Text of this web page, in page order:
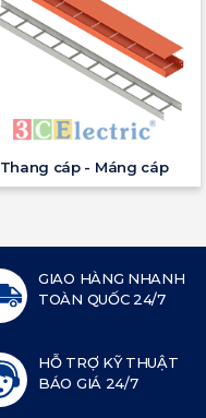
Thang cáp - Máng cáp
GIAO HÀNG NHANH
TOÀN QUỐC 24/7
HỖ TRỢ KỸ THUẬT
BÁO GIÁ 24/7